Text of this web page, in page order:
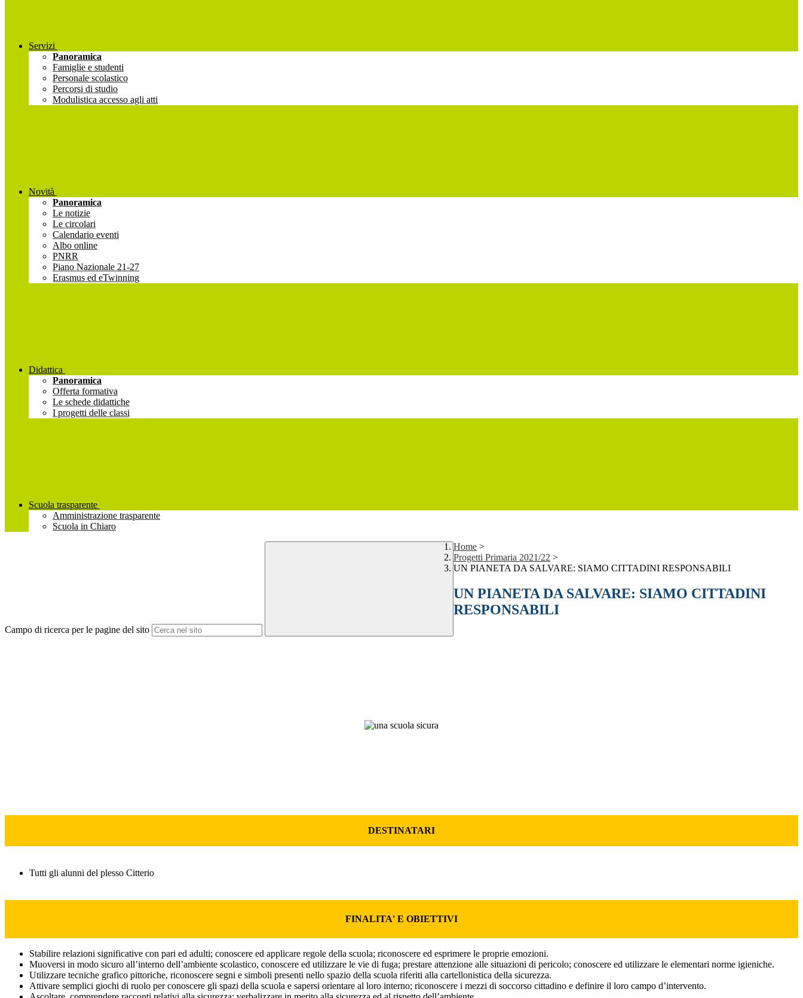
Servizi
Panoramica
Famiglie e studenti
Personale scolastico
Percorsi di studio
Modulistica accesso agli atti
Novità
Panoramica
Le notizie
Le circolari
Calendario eventi
Albo online
PNRR
Piano Nazionale 21-27
Erasmus ed eTwinning
Didattica
Panoramica
Offerta formativa
Le schede didattiche
I progetti delle classi
Scuola trasparente
Amministrazione trasparente
Scuola in Chiaro
Campo di ricerca per le pagine del sito
Home >
Progetti Primaria 2021/22 >
UN PIANETA DA SALVARE: SIAMO CITTADINI RESPONSABILI
UN PIANETA DA SALVARE: SIAMO CITTADINI
RESPONSABILI
DESTINATARI
Tutti gli alunni del plesso Citterio
FINALITA' E OBIETTIVI
Stabilire relazioni significative con pari ed adulti; conoscere ed applicare regole della scuola; riconoscere ed esprimere le proprie emozioni.
Muoversi in modo sicuro all’interno dell’ambiente scolastico, conoscere ed utilizzare le vie di fuga; prestare attenzione alle situazioni di pericolo; conoscere ed utilizzare le elementari norme igieniche.
Utilizzare tecniche grafico pittoriche, riconoscere segni e simboli presenti nello spazio della scuola riferiti alla cartellonistica della sicurezza.
Attivare semplici giochi di ruolo per conoscere gli spazi della scuola e sapersi orientare al loro interno; riconoscere i mezzi di soccorso cittadino e definire il loro campo d’intervento.